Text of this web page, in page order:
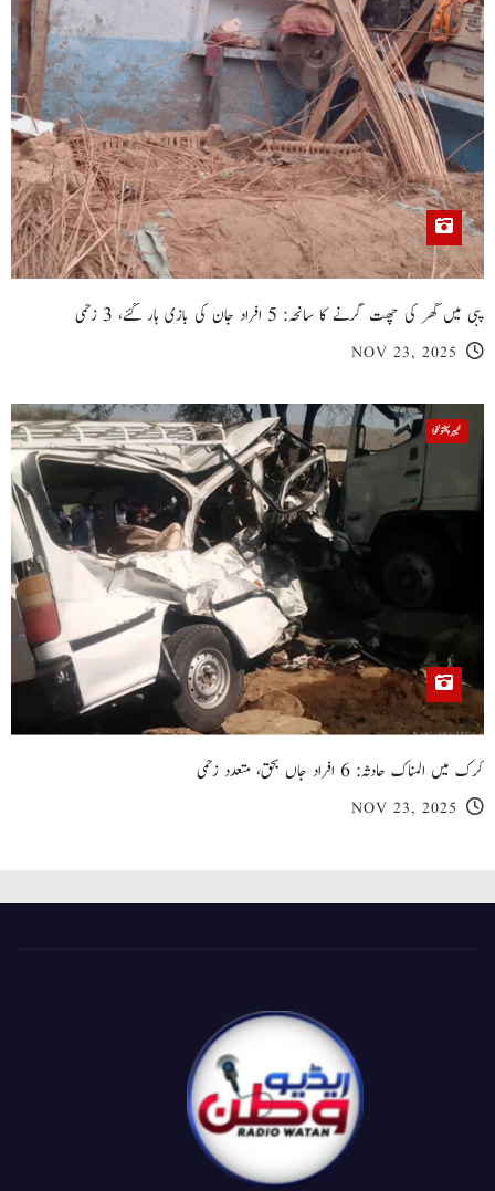
پبی میں گھر کی چھت گرنے کا سانحہ: 5 افراد جان کی بازی ہار گئے، 3 زخمی
NOV 23, 2025
خیبر پختونخوا
کرک میں المناک حادثہ: 6 افراد جاں بحق، متعدد زخمی
NOV 23, 2025